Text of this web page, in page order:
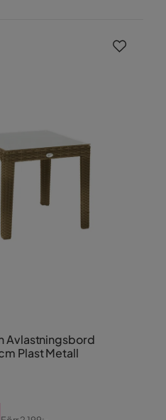
Avlastningsbord
Plast Metall